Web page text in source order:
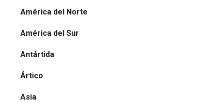
América del Norte
América del Sur
Antártida
Ártico
Asia